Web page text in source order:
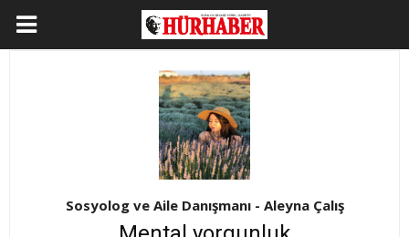
Sosyolog ve Aile Danışmanı - Aleyna Çalış